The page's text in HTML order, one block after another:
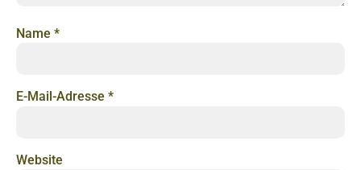
Name *
E-Mail-Adresse *
Website